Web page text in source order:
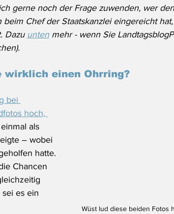
gerne noch der Frage zuwenden, wer
beim Chef der Staatskanzlei eingereicht
Dazu unten mehr - wenn Sie
wirklich einen Ohrring?
Wüst lud diese beiden Fotos
bei
hoch,
als
– wobei
hatte.
Chancen
es ein